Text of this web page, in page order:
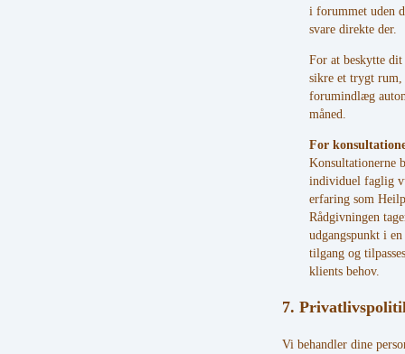
i forummet uden
svare direkte der.
For at beskytte
sikre et trygt rum,
forumindlæg
måned.
For
Konsultationerne
individuel faglig
erfaring som
Rådgivningen
udgangspunkt i
tilgang og
klients behov.
7.
Vi behandler dine